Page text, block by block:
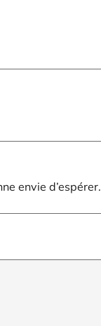
envie d’espérer.